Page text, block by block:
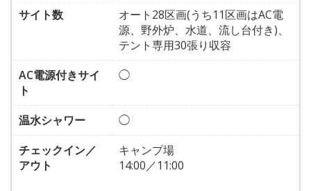
サイト数
オート28区画(うち11区画はAC電
源、野外炉、水道、流し台付き)、
テント専用30張り収容
AC電源付きサイ
ト
◯
温水シャワー
◯
チェックイン／
アウト
キャンプ場
14:00／11:00